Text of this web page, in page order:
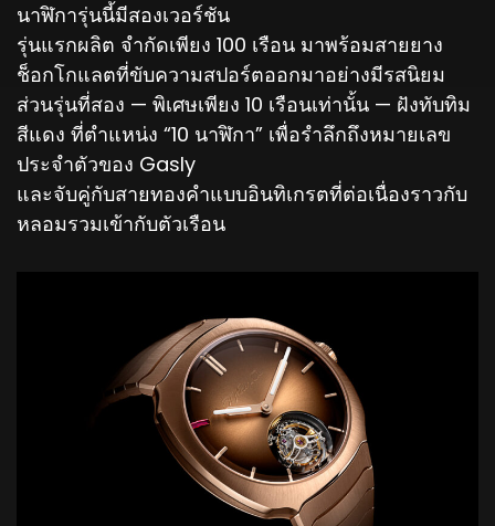
นาฬิการุ่นนี้มีสองเวอร์ชัน
รุ่นแรกผลิต จำกัดเพียง 100 เรือน มาพร้อมสายยาง
ช็อกโกแลตที่ขับความสปอร์ตออกมาอย่างมีรสนิยม
ส่วนรุ่นที่สอง — พิเศษเพียง 10 เรือนเท่านั้น — ฝังทับทิม
สีแดง ที่ตำแหน่ง “10 นาฬิกา” เพื่อรำลึกถึงหมายเลข
ประจำตัวของ Gasly
และจับคู่กับสายทองคำแบบอินทิเกรตที่ต่อเนื่องราวกับ
หลอมรวมเข้ากับตัวเรือน